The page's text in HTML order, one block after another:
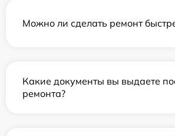
Можно ли сделать ремонт
Какие документы вы выдаете
ремонта?